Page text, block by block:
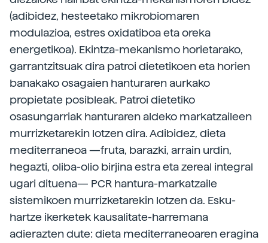
(adibidez, hesteetako mikrobiomaren
modulazioa, estres oxidatiboa eta oreka
energetikoa). Ekintza-mekanismo horietarako,
garrantzitsuak dira patroi dietetikoen eta horien
banakako osagaien hanturaren aurkako
propietate posibleak. Patroi dietetiko
osasungarriak hanturaren aldeko markatzaileen
murrizketarekin lotzen dira. Adibidez, dieta
mediterraneoa —fruta, barazki, arrain urdin,
hegazti, oliba-olio birjina estra eta zereal integral
ugari dituena— PCR hantura-markatzaile
sistemikoen murrizketarekin lotzen da. Esku-
hartze ikerketek kausalitate-harremana
adierazten dute: dieta mediterraneoaren eragina